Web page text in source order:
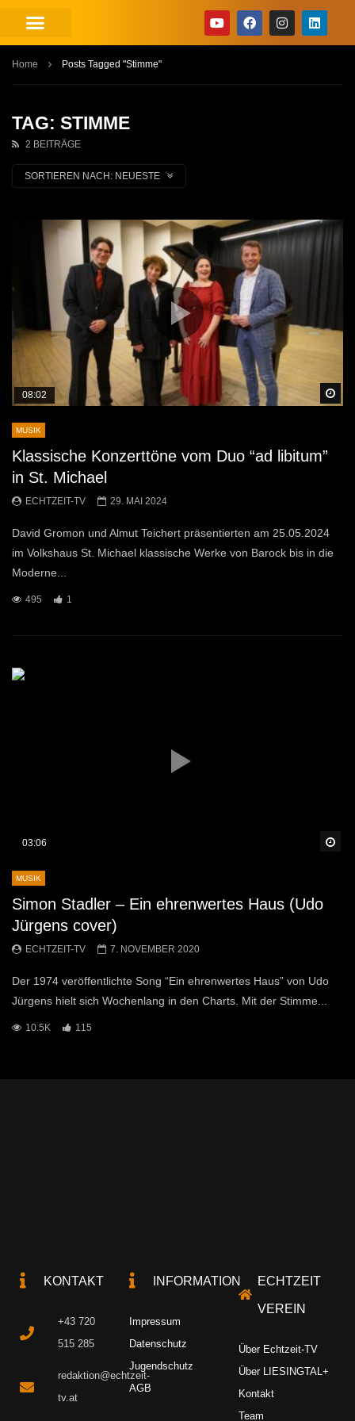
Home Posts Tagged "Stimme"
TAG: STIMME
2 BEITRÄGE
SORTIEREN NACH: NEUESTE
08:02
MUSIK
Klassische Konzerttöne vom Duo “ad libitum”
in St. Michael
ECHTZEIT-TV 29. MAI 2024
David Gromon und Almut Teichert präsentierten am 25.05.2024
im Volkshaus St. Michael klassische Werke von Barock bis in die
Moderne...
495 1
03:06
MUSIK
Simon Stadler – Ein ehrenwertes Haus (Udo
Jürgens cover)
ECHTZEIT-TV 7. NOVEMBER 2020
Der 1974 veröffentlichte Song “Ein ehrenwertes Haus” von Udo
Jürgens hielt sich Wochenlang in den Charts. Mit der Stimme...
10.5K 115
KONTAKT
+43 720
515 285
redaktion@echtzeit-
tv.at
INFORMATION
Impressum
Datenschutz
Jugendschutz
AGB
ECHTZEIT
VEREIN
Über Echtzeit-TV
Über LIESINGTAL+
Kontakt
Team